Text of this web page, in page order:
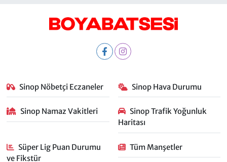
Sinop Nöbetçi Eczaneler Sinop Hava Durumu
Sinop Namaz Vakitleri
Sinop Trafik Yoğunluk
Haritası
Süper Lig Puan Durumu
ve Fikstür
Tüm Manşetler